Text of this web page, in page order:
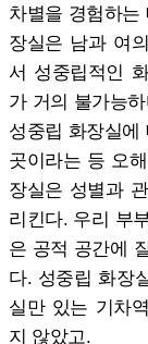
차별을 경험하는
장실은 남과 여
서 성중립적인
가 거의 불가능
성중립 화장실에
곳이라는 등 오
장실은 성별과
리킨다. 우리 부
은 공적 공간에
다. 성중립 화장
실만 있는 기차
지 않았고.